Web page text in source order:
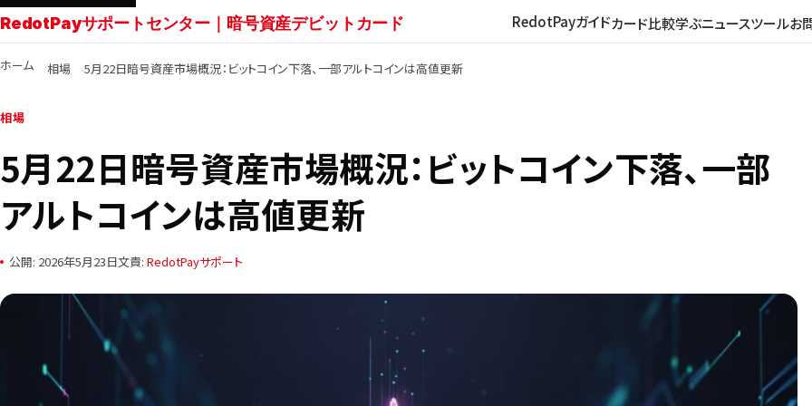
RedotPayサポートセンター｜暗号資産デビットカード RedotPayガイドカード比較学ぶニュースツールお
ホーム
相場 5月22日暗号資産市場概況：ビットコイン下落、一部アルトコインは高値更新
相場
5月22日暗号資産市場概況：ビットコイン下落、一部
アルトコインは高値更新
公開: 2026年5月23日文責: RedotPayサポート